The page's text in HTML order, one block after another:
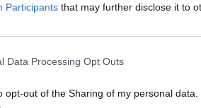
Participants that may further disclose it to
Data Processing Opt Outs
opt-out of the Sharing of my personal data.